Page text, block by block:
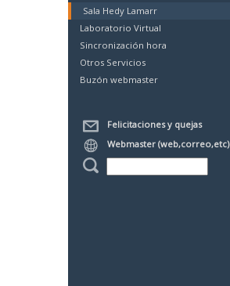
Sala Hedy Lamarr
Laboratorio Virtual
Sincronización hora
Otros Servicios
Buzón webmaster
Felicitaciones y quejas
Webmaster (web,correo,etc)